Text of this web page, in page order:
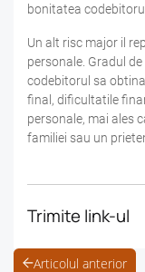
bonitatea
Un alt risc major il
personale. Gradul
codebitorul sa
final, dificultatile
personale, mai ales
familiei sau un
Trimite link-ul
Articolul anterior